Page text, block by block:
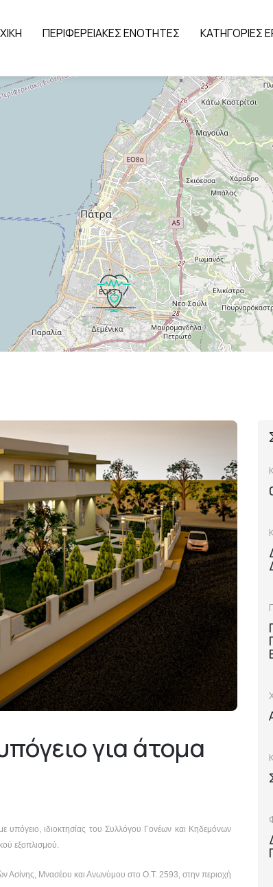
ΠΕΡΙΦΕΡΕΙΑΚΕΣ ΕΝΟΤΗΤΕΣ ΚΑΤΗΓΟΡΙΕΣ
για άτομα
ιδιοκτησίας του Συλλόγου Γονέων και Κηδεμόνων
εξοπλισμού.
Ασίνης, Μνασέου και Ανωνύμου στο Ο.Τ. 2593, στην περιοχή